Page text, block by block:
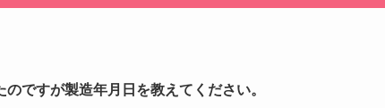
ですが製造年月日を教えてください。